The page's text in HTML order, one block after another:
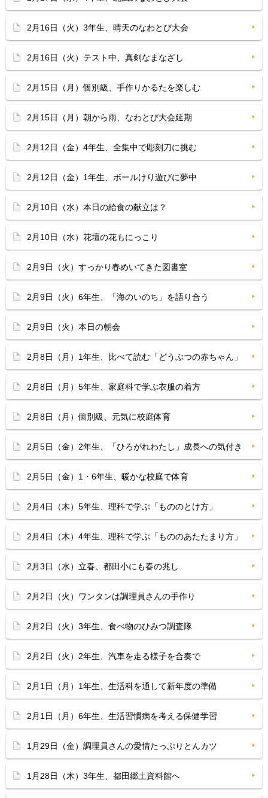
2月16日（火）3年生、晴天のなわとび大会
2月16日（火）テスト中、真剣なまなざし
2月15日（月）個別級、手作りかるたを楽しむ
2月15日（月）朝から雨、なわとび大会延期
2月12日（金）4年生、全集中で彫刻刀に挑む
2月12日（金）1年生、ボールけり遊びに夢中
2月10日（水）本日の給食の献立は？
2月10日（水）花壇の花もにっこり
2月9日（火）すっかり春めいてきた図書室
2月9日（火）6年生、「海のいのち」を語り合う
2月9日（火）本日の朝会
2月8日（月）1年生、比べて読む「どうぶつの赤ちゃん」
2月8日（月）5年生、家庭科で学ぶ衣服の着方
2月8日（月）個別級、元気に校庭体育
2月5日（金）2年生、「ひろがれわたし」成長への気付き
2月5日（金）1・6年生、暖かな校庭で体育
2月4日（木）5年生、理科で学ぶ「もののとけ方」
2月4日（木）4年生、理科で学ぶ「もののあたたまり方」
2月3日（水）立春、都田小にも春の兆し
2月2日（火）ワンタンは調理員さんの手作り
2月2日（火）3年生、食べ物のひみつ調査隊
2月2日（火）2年生、汽車を走る様子を合奏で
2月1日（月）1年生、生活科を通して新年度の準備
2月1日（月）6年生、生活習慣病を考える保健学習
1月29日（金）調理員さんの愛情たっぷりとんカツ
1月28日（木）3年生、都田郷土資料館へ